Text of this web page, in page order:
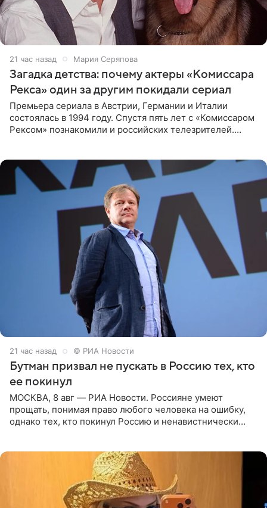
21 час назад Мария Серяпова
Загадка детства: почему актеры «Комиссара
Рекса» один за другим покидали сериал
Премьера сериала в Австрии, Германии и Италии
состоялась в 1994 году. Спустя пять лет с «Комиссаром
Рексом» познакомили и российских телезрителей.
21 час назад © РИА Новости
Бутман призвал не пускать в Россию тех, кто
ее покинул
МОСКВА, 8 авг — РИА Новости. Россияне умеют
прощать, понимая право любого человека на ошибку,
однако тех, кто покинул Россию и ненавистнически